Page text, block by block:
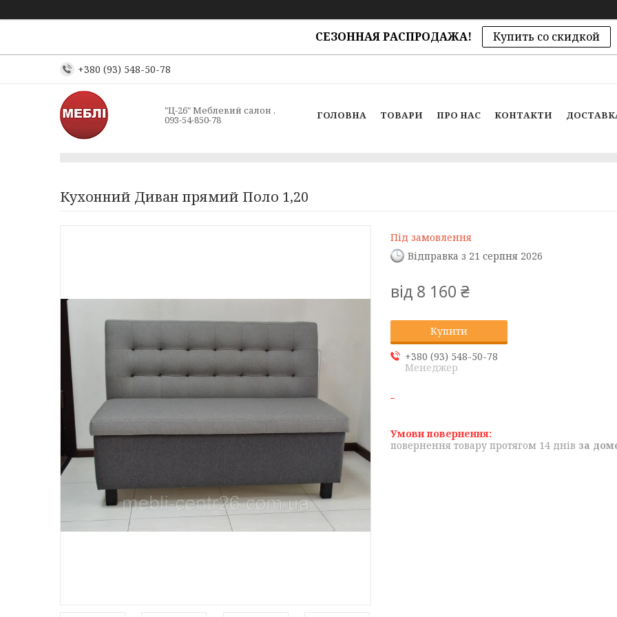
СЕЗОННАЯ РАСПРОДАЖА! Купить со скидкой
+380 (93) 548-50-78
"Ц-26" Меблевий салон ,
093-54-850-78 ГОЛОВНА ТОВАРИ ПРО НАС КОНТАКТИ
Кухонний Диван прямий Поло 1,20
Під замовлення
Відправка з 21 серпня 2026
від 8 160 ₴
Купити
+380 (93) 548-50-78
Менеджер
повернення товару протягом 14 днів за